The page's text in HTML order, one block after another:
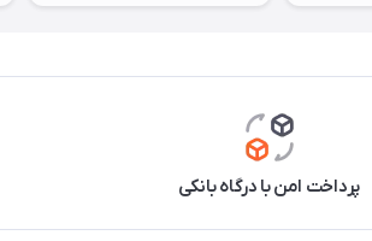
پرداخت امن با درگاه بانکی